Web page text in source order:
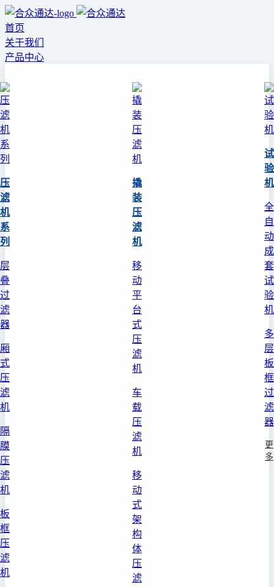
首页
关于我们
产品中心
压
滤
机
系
列
层
叠
过
滤
器
厢
式
压
滤
机
隔
膜
压
滤
机
板
框
压
滤
机
撬
装
压
滤
机
移
动
平
台
式
压
滤
机
车
载
压
滤
机
移
动
式
架
构
体
压
滤
试
验
机
全
自
动
成
套
试
验
机
多
层
板
框
过
滤
器
更
多